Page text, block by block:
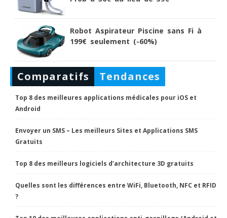
Robot Aspirateur Piscine sans Fi à
199€ seulement (-60%)
Comparatifs Tendances
Top 8 des meilleures applications médicales pour iOS et
Android
Envoyer un SMS – Les meilleurs Sites et Applications SMS
Gratuits
Top 8 des meilleurs logiciels d’architecture 3D gratuits
Quelles sont les différences entre WiFi, Bluetooth, NFC et RFID
?